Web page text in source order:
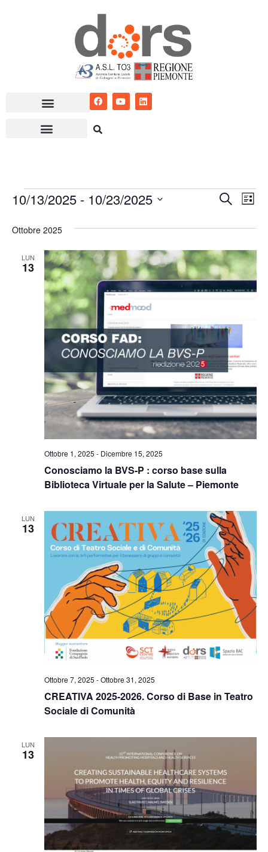
Eventi
viste
Cerca
Lista
10/13/2025 - 10/23/2025
la
Ottobre 2025
LUN
13
Conosciamo la BVS-P : corso base sulla
Biblioteca Virtuale per la Salute – Piemonte
Ottobre 1, 2025 - Dicembre 15, 2025
LUN
13
CREATIVA 2025-2026. Corso di Base in Teatro
Sociale di Comunità
Ottobre 7, 2025 -Ottobre 31, 2025
LUN
13